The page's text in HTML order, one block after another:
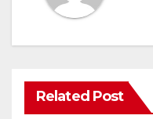
Related Post